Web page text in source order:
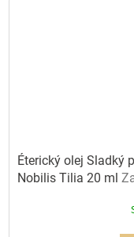
Éterický olej Sladký
Nobilis Tilia 20 ml